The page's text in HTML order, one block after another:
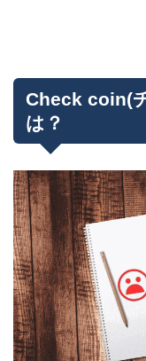
Check coin(
は？